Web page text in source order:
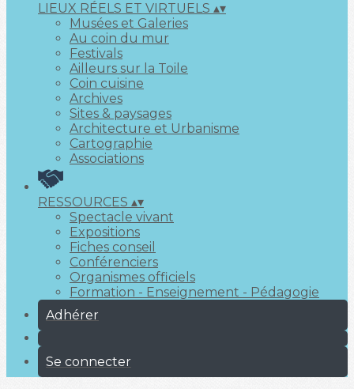
LIEUX RÉELS ET VIRTUELS ▴▾
Musées et Galeries
Au coin du mur
Festivals
Ailleurs sur la Toile
Coin cuisine
Archives
Sites & paysages
Architecture et Urbanisme
Cartographie
Associations
RESSOURCES ▴▾
Spectacle vivant
Expositions
Fiches conseil
Conférenciers
Organismes officiels
Formation - Enseignement - Pédagogie
Adhérer
Se connecter